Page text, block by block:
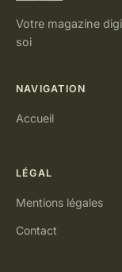
Votre magazine
soi
NAVIGATION
Accueil
LÉGAL
Mentions légales
Contact